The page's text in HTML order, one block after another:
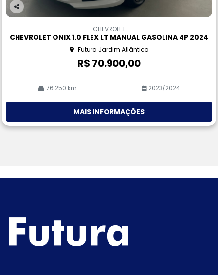
Co
rtil
CHEVROLET
CHEVROLET ONIX 1.0 FLEX LT MANUAL GASOLINA 4P 2024
Futura Jardim Atlântico
R$ 70.900,00
76.250 km 2023/2024
MAIS INFORMAÇÕES